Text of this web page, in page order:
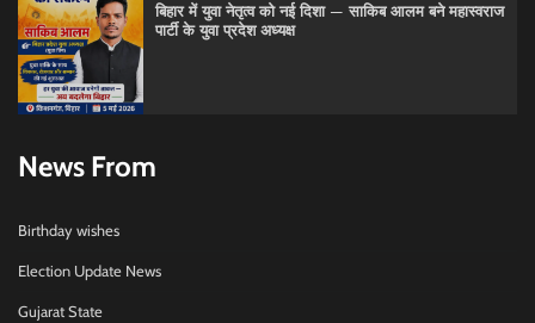
बिहार में युवा नेतृत्व को नई दिशा — साकिब आलम बने महास्वराज
पार्टी के युवा प्रदेश अध्यक्ष
News From
Birthday wishes
Election Update News
Gujarat State